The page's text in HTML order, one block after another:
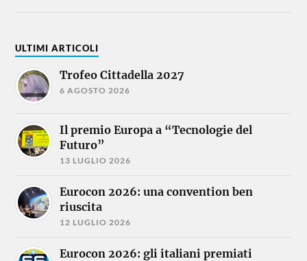
ULTIMI ARTICOLI
Trofeo Cittadella 2027
6 AGOSTO 2026
Il premio Europa a “Tecnologie del
Futuro”
13 LUGLIO 2026
Eurocon 2026: una convention ben
riuscita
12 LUGLIO 2026
Eurocon 2026: gli italiani premiati